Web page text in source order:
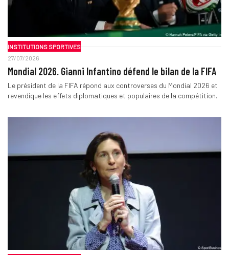
INSTITUTIONS SPORTIVES
27/07/2026
Mondial 2026. Gianni Infantino défend le bilan de la FIFA
Le président de la FIFA répond aux controverses du Mondial 2026 et
revendique les effets diplomatiques et populaires de la compétition.